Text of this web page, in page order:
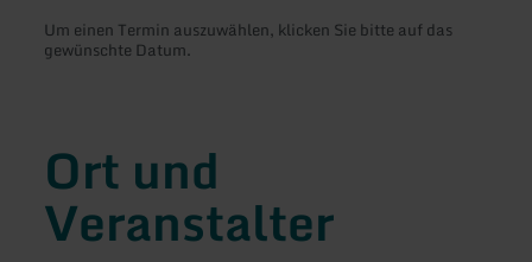
Um einen Termin auszuwählen, klicken Sie bitte auf das
gewünschte Datum.
Ort und
Veranstalter